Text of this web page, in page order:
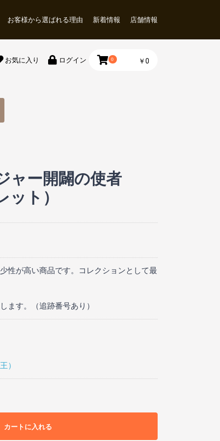
お客様から選ばれる理由 新着情報 店舗情報
お気に入り ログイン 0 ￥0
ャー開闢の使者
ト）
性が高い商品です。コレクションとして最
ます。（追跡番号あり）
）
カートに入れる